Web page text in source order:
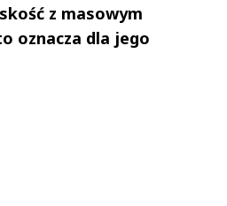
z masowym
oznacza dla jego